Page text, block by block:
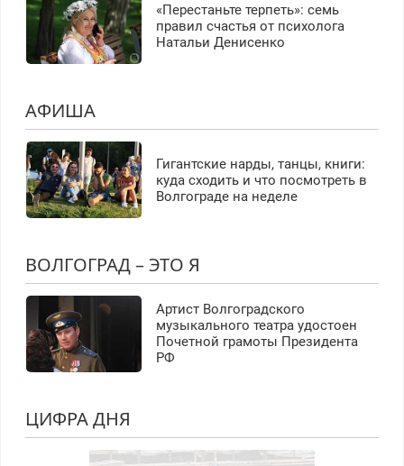
«Перестаньте терпеть»: семь
правил счастья от психолога
Натальи Денисенко
АФИША
Гигантские нарды, танцы, книги:
куда сходить и что посмотреть в
Волгограде на неделе
ВОЛГОГРАД – ЭТО Я
Артист Волгоградского
музыкального театра удостоен
Почетной грамоты Президента
РФ
ЦИФРА ДНЯ